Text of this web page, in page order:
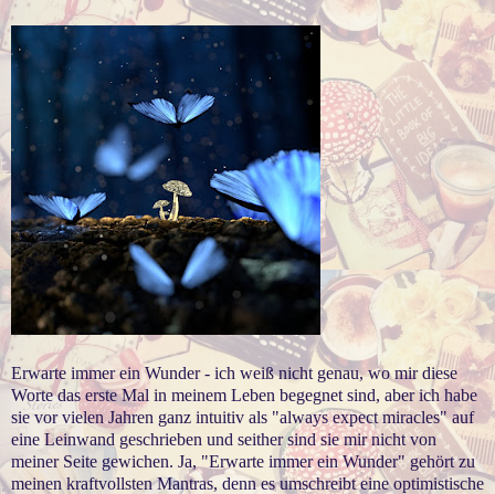
Erwarte immer ein Wunder - ich weiß nicht genau, wo mir diese
Worte das erste Mal in meinem Leben begegnet sind, aber ich habe
sie vor vielen Jahren ganz intuitiv als "always expect miracles" auf
eine Leinwand geschrieben und seither sind sie mir nicht von
meiner Seite gewichen. Ja, "Erwarte immer ein Wunder" gehört zu
meinen kraftvollsten Mantras, denn es umschreibt eine optimistische